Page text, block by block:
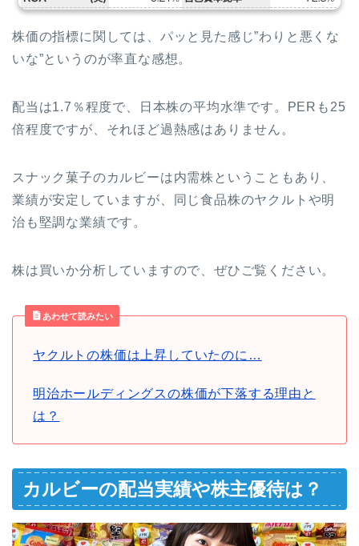
株価の指標に関しては、パッと見た感じ”わりと悪くな
いな”というのが率直な感想。
配当は1.7％程度で、日本株の平均水準です。PERも25
倍程度ですが、それほど過熱感はありません。
スナック菓子のカルビーは内需株ということもあり、
業績が安定していますが、同じ食品株のヤクルトや明
治も堅調な業績です。
株は買いか分析していますので、ぜひご覧ください。
あわせて読みたい
ヤクルトの株価は上昇していたのに…
明治ホールディングスの株価が下落する理由と
は？
カルビーの配当実績や株主優待は？